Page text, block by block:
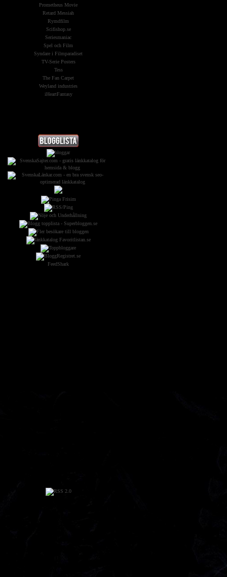
Prometheus Movie
Retard Messiah
Rymdfilm
Scifishop.se
Seriesmaniac
Spel och Film
Syndare i Filmparadiset
TV-Serie Posters
Tess
The Fan Carpet
Weyland industries
iHeartFantasy
FeedShark